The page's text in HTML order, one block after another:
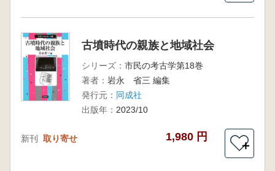
古墳時代の親族と地域社会
シリーズ： 市民の考古学第18巻
著者： 岩永 省三 編集
発行元： 同成社
出版年： 2023/10
新刊 取り寄せ 1,980 円
＋